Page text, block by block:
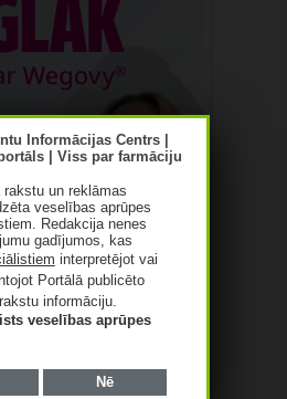
rakstu un reklāmas
veselības aprūpes
Redakcija nenes
gadījumos, kas
interpretējot vai
Portālā publicēto
informāciju.
veselības aprūpes
Nē